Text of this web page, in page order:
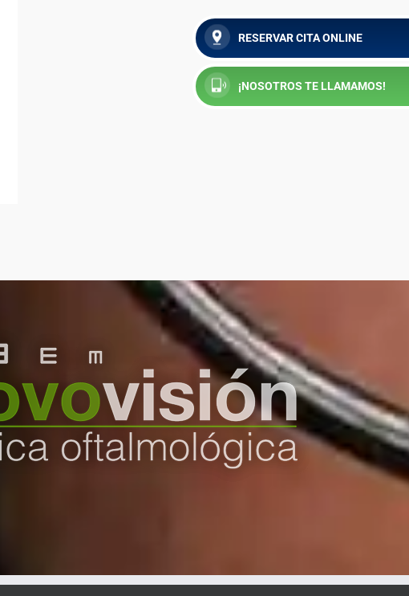
RESERVAR CITA ONLINE
¡NOSOTROS TE LLAMAMOS!